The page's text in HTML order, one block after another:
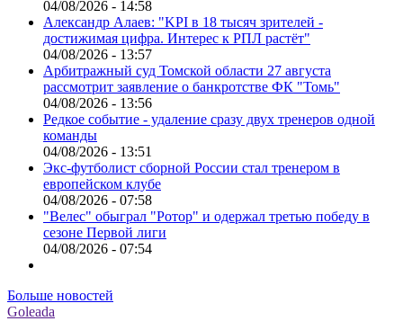
04/08/2026 - 14:58
Александр Алаев: "KPI в 18 тысяч зрителей -
достижимая цифра. Интерес к РПЛ растёт"
04/08/2026 - 13:57
Арбитражный суд Томской области 27 августа
рассмотрит заявление о банкротстве ФК "Томь"
04/08/2026 - 13:56
Редкое событие - удаление сразу двух тренеров одной
команды
04/08/2026 - 13:51
Экс-футболист сборной России стал тренером в
европейском клубе
04/08/2026 - 07:58
"Велес" обыграл "Ротор" и одержал третью победу в
сезоне Первой лиги
04/08/2026 - 07:54
Больше новостей
Goleada